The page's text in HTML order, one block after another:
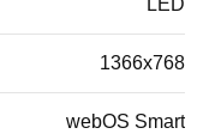
LED
1366x768
webOS Smart